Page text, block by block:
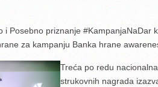
i Posebno priznanje #KampanjaNaDar
za kampanju Banka hrane
Treća po redu
strukovnih nagrada